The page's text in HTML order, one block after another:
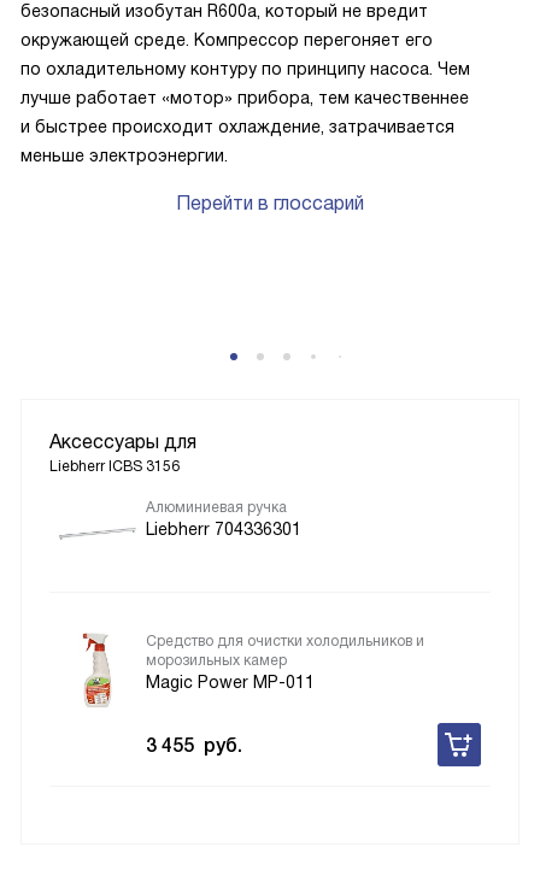
безопасный изобутан R600a, который не вредит
окружающей среде. Компрессор перегоняет его
по охладительному контуру по принципу насоса. Чем
лучше работает «мотор» прибора, тем качественнее
и быстрее происходит охлаждение, затрачивается
меньше электроэнергии.
Перейти в глоссарий
Аксессуары для
Liebherr ICBS 3156
Алюминиевая ручка
Liebherr 704336301
Средство для очистки холодильников и
морозильных камер
Magic Power MP-011
3 455 руб.